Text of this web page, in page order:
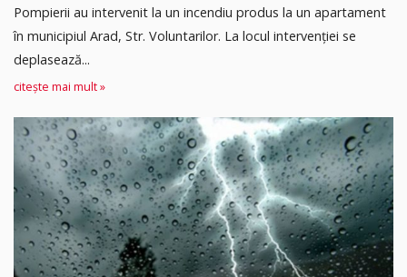
Pompierii au intervenit la un incendiu produs la un apartament
în municipiul Arad, Str. Voluntarilor. La locul intervenției se
deplasează...
citește mai mult »